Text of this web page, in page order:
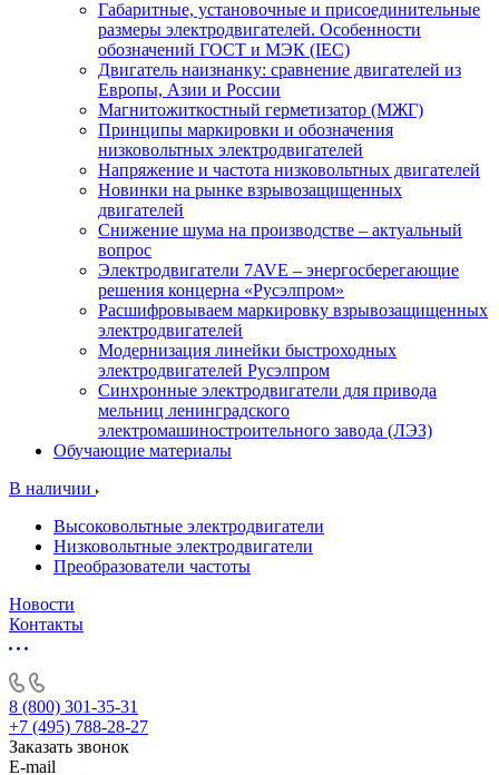
Габаритные, установочные и присоединительные
размеры электродвигателей. Особенности
обозначений ГОСТ и МЭК (IEC)
Двигатель наизнанку: сравнение двигателей из
Европы, Азии и России
Магнитожиткостный герметизатор (МЖГ)
Принципы маркировки и обозначения
низковольтных электродвигателей
Напряжение и частота низковольтных двигателей
Новинки на рынке взрывозащищенных
двигателей
Снижение шума на производстве – актуальный
вопрос
Электродвигатели 7AVE – энергосберегающие
решения концерна «Русэлпром»
Расшифровываем маркировку взрывозащищенных
электродвигателей
Модернизация линейки быстроходных
электродвигателей Русэлпром
Синхронные электродвигатели для привода
мельниц ленинградского
электромашиностроительного завода (ЛЭЗ)
Обучающие материалы
В наличии
Высоковольтные электродвигатели
Низковольтные электродвигатели
Преобразователи частоты
Новости
Контакты
8 (800) 301-35-31
+7 (495) 788-28-27
Заказать звонок
E-mail